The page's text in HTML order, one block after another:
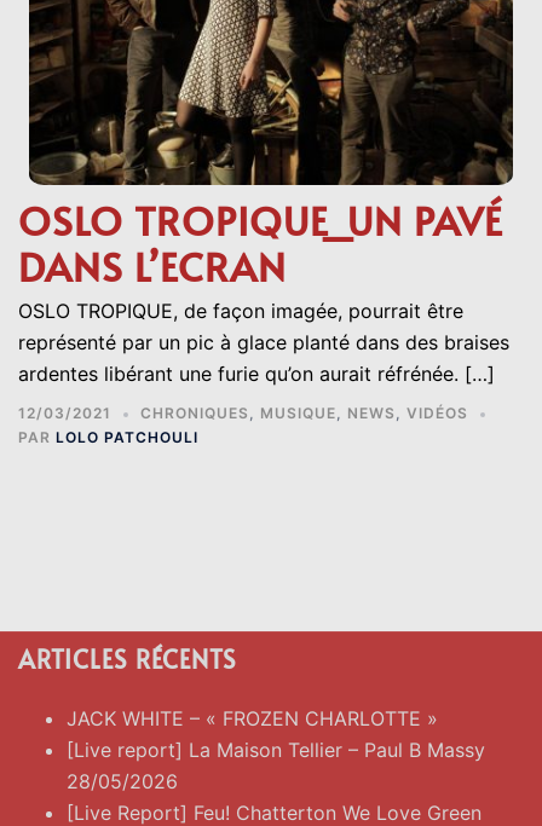
OSLO TROPIQUE_UN PAVÉ
DANS L’ECRAN
OSLO TROPIQUE, de façon imagée, pourrait être
représenté par un pic à glace planté dans des braises
ardentes libérant une furie qu’on aurait réfrénée. […]
12/03/2021 CHRONIQUES , MUSIQUE, NEWS , VIDÉOS
PAR LOLO PATCHOULI
ARTICLES RÉCENTS
JACK WHITE – « FROZEN CHARLOTTE »
[Live report] La Maison Tellier – Paul B Massy
28/05/2026
[Live Report] Feu! Chatterton We Love Green